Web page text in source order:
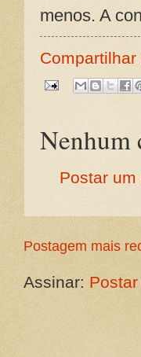
menos. A
Nenhum
Postar
Postagem mais
Assinar: